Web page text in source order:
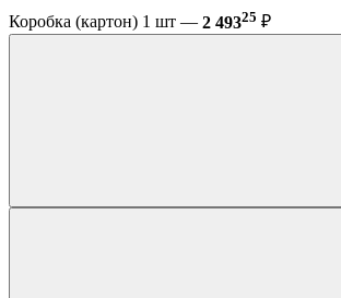
Коробка (картон) 1 шт — 2 49325 ₽